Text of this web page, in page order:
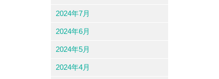
2024年7月
2024年6月
2024年5月
2024年4月